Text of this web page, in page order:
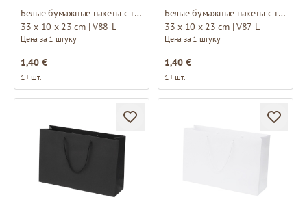
Белые бумажные пакеты с тканевыми ручками
33 x 10 x 23 cm | V88-L
Цена за 1 штуку
1,40 €
1+ шт.
Белые бумажные пакеты с тканевыми ручками
33 x 10 x 23 cm | V87-L
Цена за 1 штуку
1,40 €
1+ шт.